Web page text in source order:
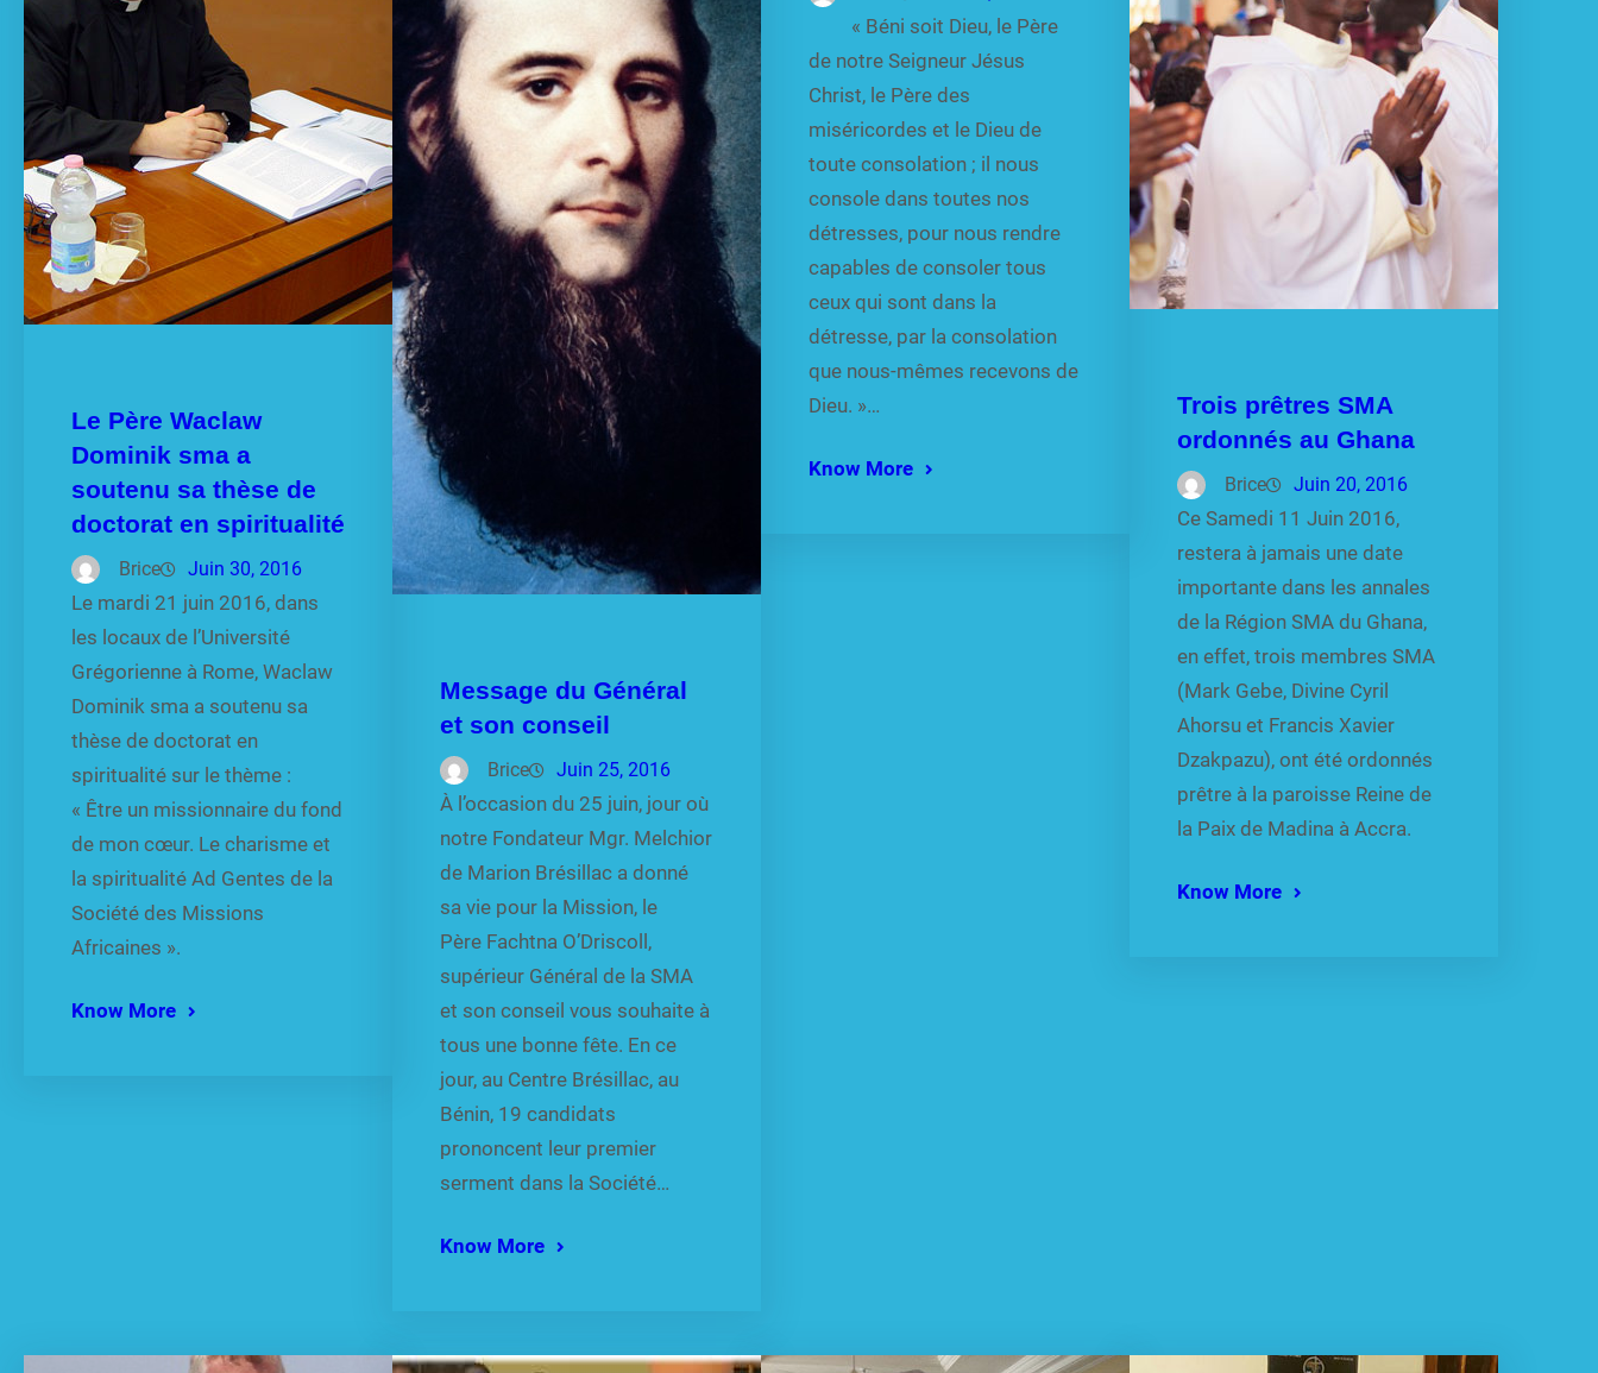
Le Père Waclaw
Dominik sma a
soutenu sa thèse de
doctorat en spiritualité
Brice Juin 30, 2016
Le mardi 21 juin 2016, dans
les locaux de l’Université
Grégorienne à Rome, Waclaw
Dominik sma a soutenu sa
thèse de doctorat en
spiritualité sur le thème :
« Être un missionnaire du fond
de mon cœur. Le charisme et
la spiritualité Ad Gentes de la
Société des Missions
Africaines ».
Know More
Message du Général
et son conseil
Brice Juin 25, 2016
À l’occasion du 25 juin, jour où
notre Fondateur Mgr. Melchior
de Marion Brésillac a donné
sa vie pour la Mission, le
Père Fachtna O’Driscoll,
supérieur Général de la SMA
et son conseil vous souhaite à
tous une bonne fête. En ce
jour, au Centre Brésillac, au
Bénin, 19 candidats
prononcent leur premier
serment dans la Société…
Know More
« Béni soit Dieu, le Père
de notre Seigneur Jésus
Christ, le Père des
miséricordes et le Dieu de
toute consolation ; il nous
console dans toutes nos
détresses, pour nous rendre
capables de consoler tous
ceux qui sont dans la
détresse, par la consolation
que nous-mêmes recevons de
Dieu. »…
Know More
Trois prêtres SMA
ordonnés au Ghana
Brice Juin 20, 2016
Ce Samedi 11 Juin 2016,
restera à jamais une date
importante dans les annales
de la Région SMA du Ghana,
en effet, trois membres SMA
(Mark Gebe, Divine Cyril
Ahorsu et Francis Xavier
Dzakpazu), ont été ordonnés
prêtre à la paroisse Reine de
la Paix de Madina à Accra.
Know More